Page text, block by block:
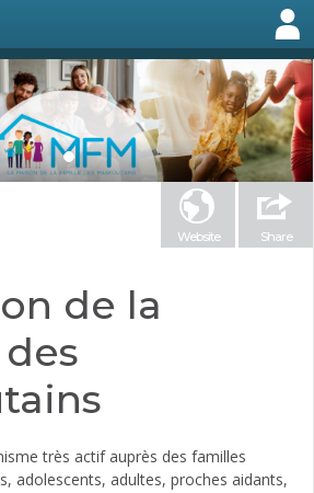
Website Share
de la
très actif auprès des familles
adolescents, adultes, proches aidants,